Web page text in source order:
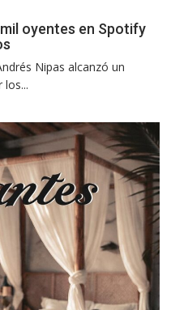
oyentes en Spotify
Nipas alcanzó un
los...